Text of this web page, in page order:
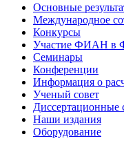
Основные
Международное
Конкурсы
Участие ФИАН
Семинары
Конференции
Информация о
Ученый совет
Диссертационные
Наши издания
Оборудование